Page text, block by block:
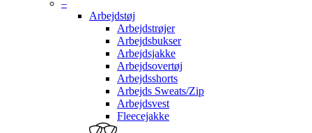
–
Arbejdstøj
Arbejdstrøjer
Arbejdsbukser
Arbejdsjakke
Arbejdsovertøj
Arbejdsshorts
Arbejds Sweats/Zip
Arbejdsvest
Fleecejakke